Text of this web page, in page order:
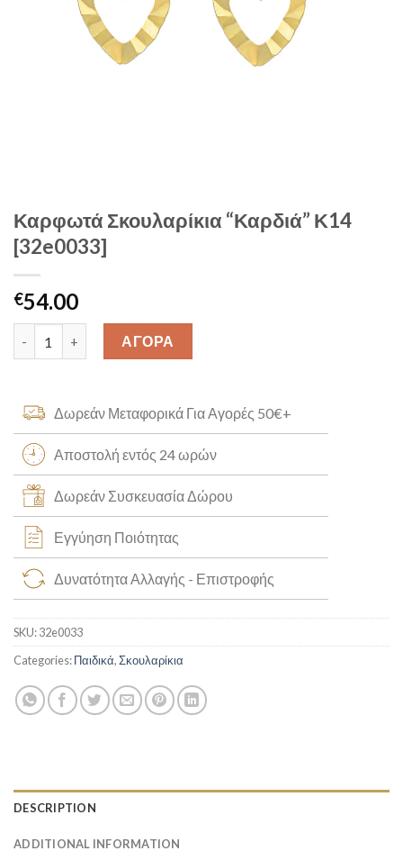
Καρφωτά Σκουλαρίκια “Καρδιά” Κ14
[32e0033]
€54.00
Καρφωτά Σκουλαρίκια "Καρδιά" Κ14 [32e0033] quantity
ΑΓΟΡΑ
Δωρεάν Μεταφορικά Για Αγορές 50€+
Αποστολή εντός 24 ωρών
Δωρεάν Συσκευασία Δώρου
Εγγύηση Ποιότητας
Δυνατότητα Αλλαγής - Επιστροφής
SKU:32e0033
Categories:Παιδικά,Σκουλαρίκια
DESCRIPTION
ADDITIONAL INFORMATION